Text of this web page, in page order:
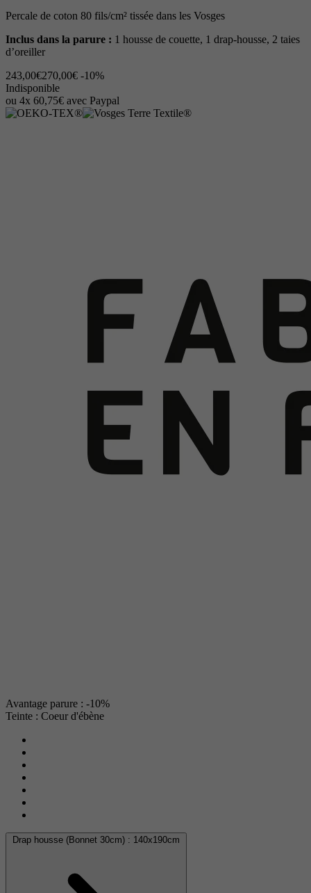
Percale de coton 80 fils/cm² tissée dans les Vosges
Inclus dans la parure : 1 housse de couette, 1 drap-housse, 2 taies
d’oreiller
243,00€270,00€ -10%
Indisponible
ou 4x 60,75€ avec Paypal
Avantage parure : -10%
Teinte : Coeur d'ébène
Drap housse (Bonnet 30cm) : 140x190cm